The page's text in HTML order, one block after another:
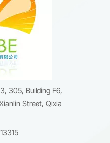
305, Building F6,
Street, Qixia